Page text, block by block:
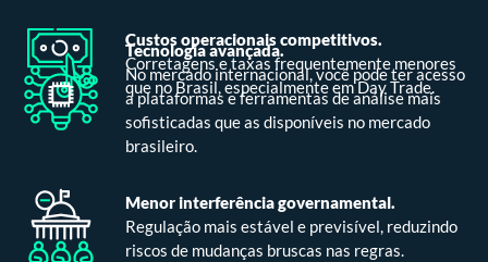
Custos operacionais competitivos.
Corretagens e taxas frequentemente menores
que no Brasil, especialmente em Day Trade.
Tecnologia avançada.
No mercado internacional, você pode ter acesso
a plataformas e ferramentas de análise mais
sofisticadas que as disponíveis no mercado
brasileiro.
Menor interferência governamental.
Regulação mais estável e previsível, reduzindo
riscos de mudanças bruscas nas regras.